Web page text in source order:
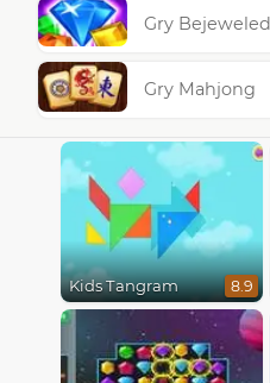
Gry Bejeweled
Gry Mahjong
Kids Tangram 8.9